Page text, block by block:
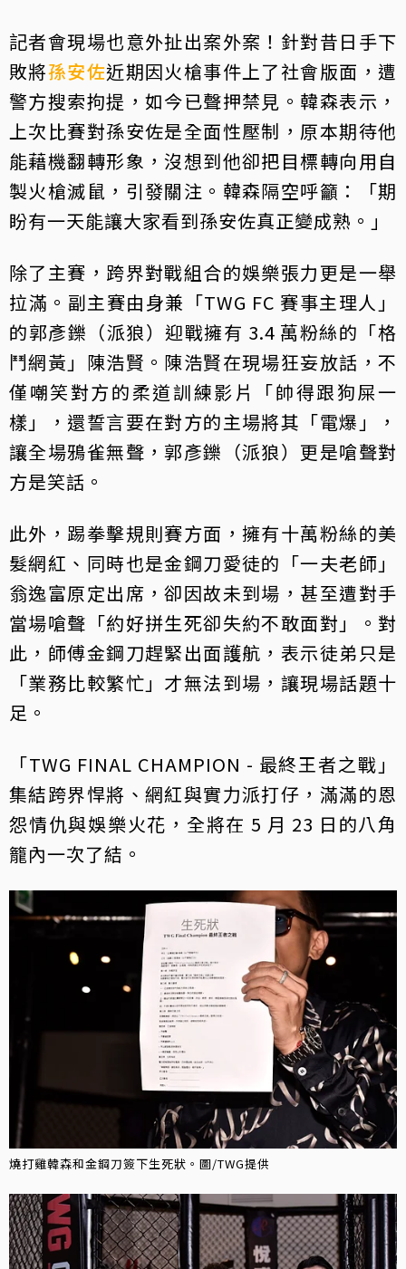
記者會現場也意外扯出案外案！針對昔日手下
敗將孫安佐近期因火槍事件上了社會版面，遭
警方搜索拘提，如今已聲押禁見。韓森表示，
上次比賽對孫安佐是全面性壓制，原本期待他
能藉機翻轉形象，沒想到他卻把目標轉向用自
製火槍滅鼠，引發關注。韓森隔空呼籲：「期
盼有一天能讓大家看到孫安佐真正變成熟。」
除了主賽，跨界對戰組合的娛樂張力更是一舉
拉滿。副主賽由身兼「TWG FC 賽事主理人」
的郭彥鑠（派狼）迎戰擁有 3.4 萬粉絲的「格
鬥網黃」陳浩賢。陳浩賢在現場狂妄放話，不
僅嘲笑對方的柔道訓練影片「帥得跟狗屎一
樣」，還誓言要在對方的主場將其「電爆」，
讓全場鴉雀無聲，郭彥鑠（派狼）更是嗆聲對
方是笑話。
此外，踢拳擊規則賽方面，擁有十萬粉絲的美
髮網紅、同時也是金鋼刀愛徒的「一夫老師」
翁逸富原定出席，卻因故未到場，甚至遭對手
當場嗆聲「約好拼生死卻失約不敢面對」。對
此，師傅金鋼刀趕緊出面護航，表示徒弟只是
「業務比較繁忙」才無法到場，讓現場話題十
足。
「TWG FINAL CHAMPION - 最終王者之戰」
集結跨界悍將、網紅與實力派打仔，滿滿的恩
怨情仇與娛樂火花，全將在 5 月 23 日的八角
籠內一次了結。
燒打雞韓森和金鋼刀簽下生死狀。圖/TWG提供